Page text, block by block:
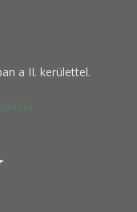
a II. kerülettel.